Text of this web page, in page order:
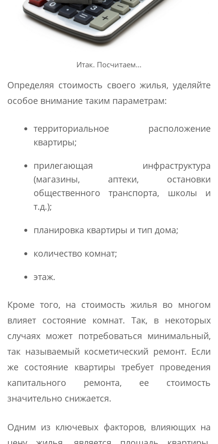
Итак. Посчитаем…
Определяя стоимость своего жилья, уделяйте
особое внимание таким параметрам:
территориальное расположение
квартиры;
прилегающая инфраструктура
(магазины, аптеки, остановки
общественного транспорта, школы и
т.д.);
планировка квартиры и тип дома;
количество комнат;
этаж.
Кроме того, на стоимость жилья во многом
влияет состояние комнат. Так, в некоторых
случаях может потребоваться минимальный,
так называемый косметический ремонт. Если
же состояние квартиры требует проведения
капитального ремонта, ее стоимость
значительно снижается.
Одним из ключевых факторов, влияющих на